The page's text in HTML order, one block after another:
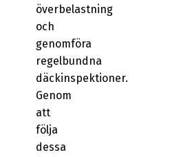
överbelastning
och
genomföra
regelbundna
däckinspektioner.
Genom
att
följa
dessa